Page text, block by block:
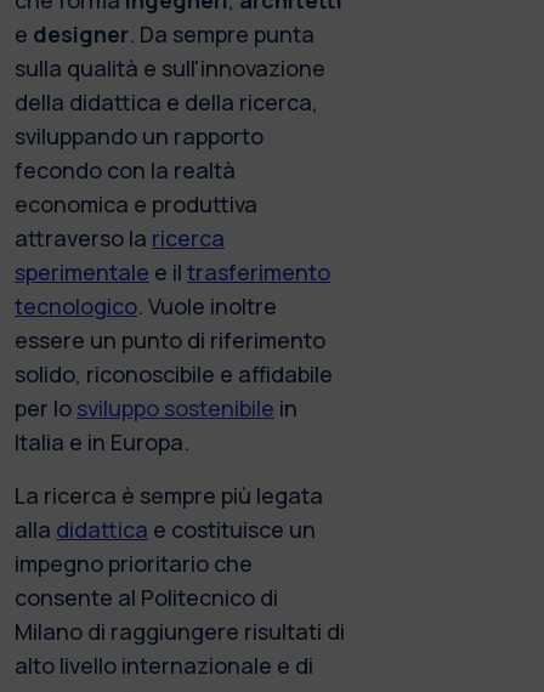
e designer. Da sempre punta
sulla qualità e sull'innovazione
della didattica e della ricerca,
sviluppando un rapporto
fecondo con la realtà
economica e produttiva
attraverso la ricerca
sperimentale e il trasferimento
tecnologico. Vuole inoltre
essere un punto di riferimento
solido, riconoscibile e affidabile
per lo sviluppo sostenibile in
Italia e in Europa.
La ricerca è sempre più legata
alla didattica e costituisce un
impegno prioritario che
consente al Politecnico di
Milano di raggiungere risultati di
alto livello internazionale e di